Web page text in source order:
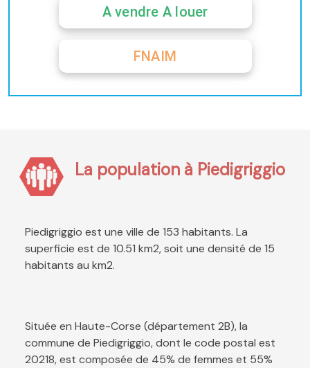
A vendre A louer
FNAIM
La population à Piedigriggio
Piedigriggio est une ville de 153 habitants. La
superficie est de 10.51 km2, soit une densité de 15
habitants au km2.
Située en Haute-Corse (département 2B), la
commune de Piedigriggio, dont le code postal est
20218, est composée de 45% de femmes et 55%